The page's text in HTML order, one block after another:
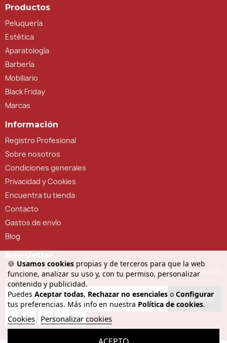
🍪 Usamos cookies propias y de terceros para que la web
funcione, analizar su uso y, con tu permiso, personalizar
contenido y publicidad.
Puedes Aceptar todas, Rechazar no esenciales o Configurar
tus preferencias. Más info en nuestra Política de cookies.
Cookies Personalizar cookies
Productos
Peluquería
Estética
Aparatología
Barbería
Mobiliario
Black Friday
Marcas
Información
Registro Profesional
Sobre nosotros
Condiciones generales
Privacidad y Cookies
Encuentra tu tienda
Contacto
Gastos de envío
Blog
Suscríbete a nuestra newsletter y recibe un 5% de descuento
para tu próxima compra
Suscribirse